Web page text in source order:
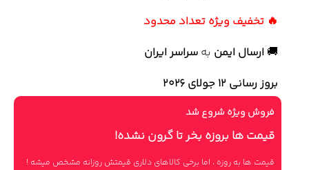
🔥 تخفیف ویژه تعداد محدود
🚚 ارسال ایمن به سراسر ایران
بروز رسانی 12 جولای ۲۰۲۶
فروش ویژه شروع شد
قیمت ها بروزه بخر تا گرون نشده!
قیمت ها به روزه ، اما برخی کالاهای دلاری قیمتش روزانه مشخص میشه !